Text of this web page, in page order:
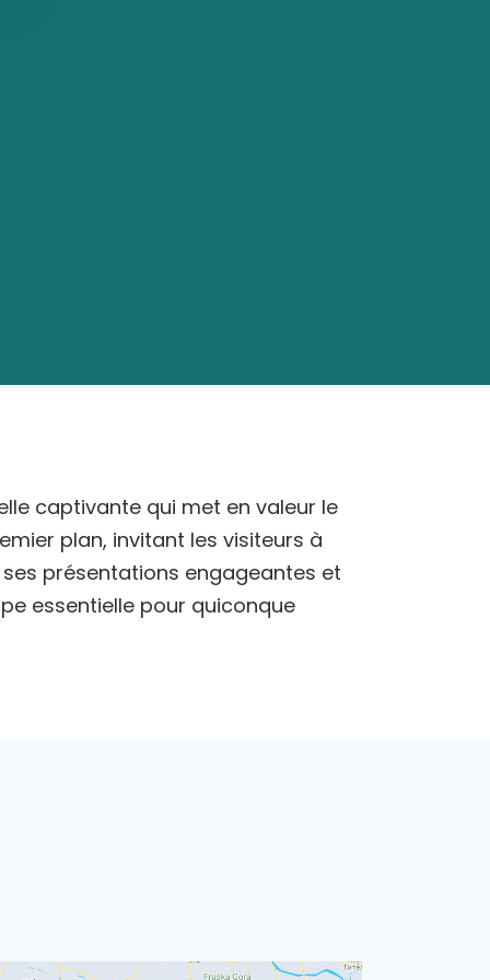
captivante qui met en valeur le
plan, invitant les visiteurs à
présentations engageantes et
essentielle pour quiconque